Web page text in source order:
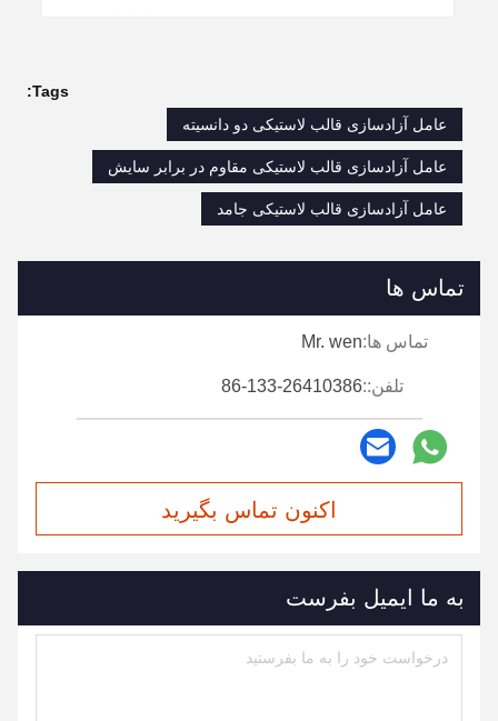
Tags:
عامل آزادسازی قالب لاستیکی دو دانسیته
عامل آزادسازی قالب لاستیکی مقاوم در برابر سایش
عامل آزادسازی قالب لاستیکی جامد
تماس ها
تماس ها:Mr. wen
تلفن::86-133-26410386
اکنون تماس بگیرید
به ما ایمیل بفرست